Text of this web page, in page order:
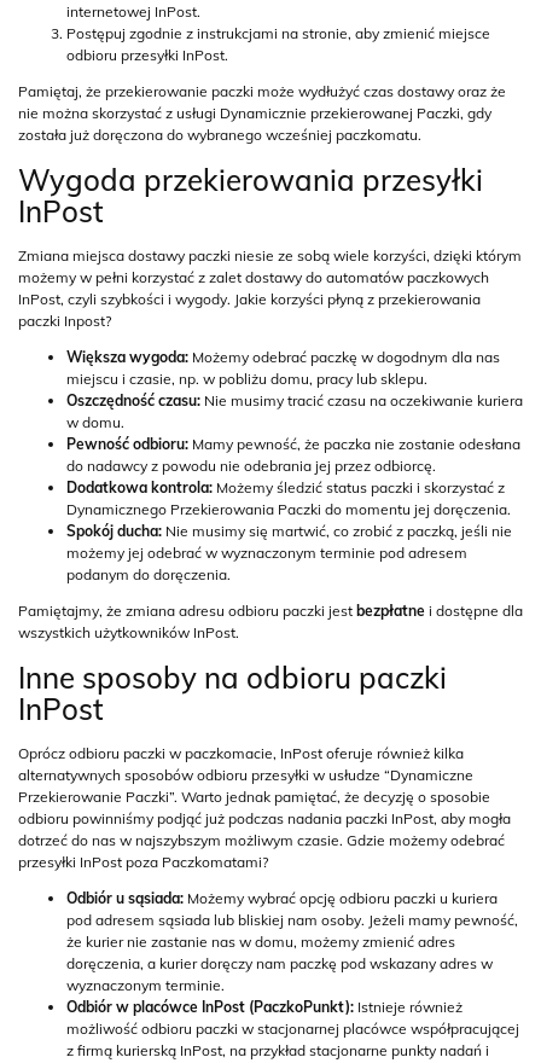
internetowej InPost.
Postępuj zgodnie z instrukcjami na stronie, aby zmienić miejsce
odbioru przesyłki InPost.
Pamiętaj, że przekierowanie paczki może wydłużyć czas dostawy oraz że
nie można skorzystać z usługi Dynamicznie przekierowanej Paczki, gdy
została już doręczona do wybranego wcześniej paczkomatu.
Wygoda przekierowania przesyłki
InPost
Zmiana miejsca dostawy paczki niesie ze sobą wiele korzyści, dzięki którym
możemy w pełni korzystać z zalet dostawy do automatów paczkowych
InPost, czyli szybkości i wygody. Jakie korzyści płyną z przekierowania
paczki Inpost?
Większa wygoda: Możemy odebrać paczkę w dogodnym dla nas
miejscu i czasie, np. w pobliżu domu, pracy lub sklepu.
Oszczędność czasu: Nie musimy tracić czasu na oczekiwanie kuriera
w domu.
Pewność odbioru: Mamy pewność, że paczka nie zostanie odesłana
do nadawcy z powodu nie odebrania jej przez odbiorcę.
Dodatkowa kontrola: Możemy śledzić status paczki i skorzystać z
Dynamicznego Przekierowania Paczki do momentu jej doręczenia.
Spokój ducha: Nie musimy się martwić, co zrobić z paczką, jeśli nie
możemy jej odebrać w wyznaczonym terminie pod adresem
podanym do doręczenia.
Pamiętajmy, że zmiana adresu odbioru paczki jest bezpłatne i dostępne dla
wszystkich użytkowników InPost.
Inne sposoby na odbioru paczki
InPost
Oprócz odbioru paczki w paczkomacie, InPost oferuje również kilka
alternatywnych sposobów odbioru przesyłki w usłudze “Dynamiczne
Przekierowanie Paczki”. Warto jednak pamiętać, że decyzję o sposobie
odbioru powinniśmy podjąć już podczas nadania paczki InPost, aby mogła
dotrzeć do nas w najszybszym możliwym czasie. Gdzie możemy odebrać
przesyłki InPost poza Paczkomatami?
Odbiór u sąsiada: Możemy wybrać opcję odbioru paczki u kuriera
pod adresem sąsiada lub bliskiej nam osoby. Jeżeli mamy pewność,
że kurier nie zastanie nas w domu, możemy zmienić adres
doręczenia, a kurier doręczy nam paczkę pod wskazany adres w
wyznaczonym terminie.
Odbiór w placówce InPost (PaczkoPunkt): Istnieje również
możliwość odbioru paczki w stacjonarnej placówce współpracującej
z firmą kurierską InPost, na przykład stacjonarne punkty nadań i